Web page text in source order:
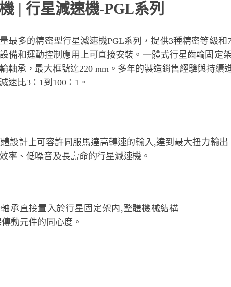
| 行星減速機-PGL系列
最多的精密型行星減速機PGL系列，提供3種精密等級
備和運動控制應用上可直接安裝。一體式行星齒輪固定
軸承，最大框號達220 mm。多年的製造銷售經驗與持續
速比3：1到100：1。
設計上可容許同服馬達高轉速的輸入,達到最大扭力輸
率、低噪音及長壽命的行星減速機。
承直接置入於行星固定架内,整體機械結構
動元件的同心度。